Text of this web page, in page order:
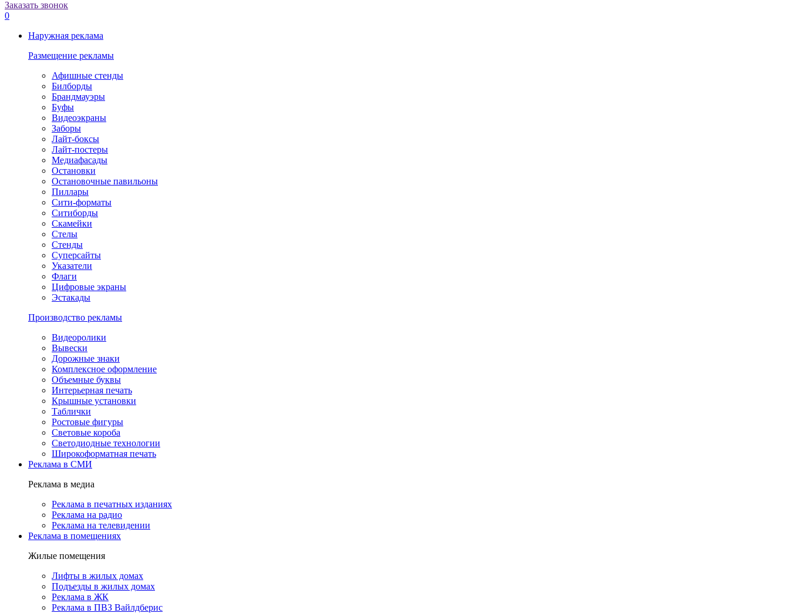
Заказать звонок
0
Наружная реклама
Размещение рекламы
Афишные стенды
Билборды
Брандмауэры
Буфы
Видеоэкраны
Заборы
Лайт-боксы
Лайт-постеры
Медиафасады
Остановки
Остановочные павильоны
Пиллары
Сити-форматы
Ситиборды
Скамейки
Стелы
Стенды
Суперсайты
Указатели
Флаги
Цифровые экраны
Эстакады
Производство рекламы
Видеоролики
Вывески
Дорожные знаки
Комплексное оформление
Объемные буквы
Интерьерная печать
Крышные установки
Таблички
Ростовые фигуры
Световые короба
Светодиодные технологии
Широкоформатная печать
Реклама в СМИ
Реклама в медиа
Реклама в печатных изданиях
Реклама на радио
Реклама на телевидении
Реклама в помещениях
Жилые помещения
Лифты в жилых домах
Подъезды в жилых домах
Реклама в ЖК
Реклама в ПВЗ Вайлдберис